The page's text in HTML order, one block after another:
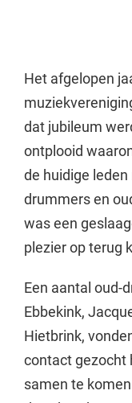
Het afgelopen
dat jubileum
ontplooid
de huidige
drummers en
was een
plezier op terug
Een aantal oud-
Ebbekink,
Hietbrink,
contact gezocht
samen te